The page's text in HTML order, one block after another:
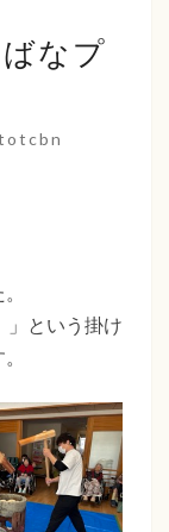
なプ
」という掛け